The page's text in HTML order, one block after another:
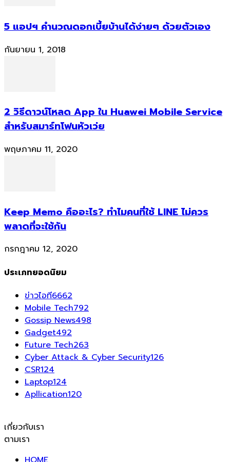
5 แอปฯ คำนวณดอกเบี้ยบ้านได้ง่ายๆ ด้วยตัวเอง
กันยายน 1, 2018
2 วิธีดาวน์โหลด App ใน Huawei Mobile Service
สำหรับสมาร์ทโฟนหัวเว่ย
พฤษภาคม 11, 2020
Keep Memo คืออะไร? ทำไมคนที่ใช้ LINE ไม่ควร
พลาดที่จะใช้กัน
กรกฎาคม 12, 2020
ประเภทยอดนิยม
ข่าวไอที6662
Mobile Tech792
Gossip News498
Gadget492
Future Tech263
Cyber Attack & Cyber Security126
CSR124
Laptop124
Apllication120
เกี่ยวกับเรา
ตามเรา